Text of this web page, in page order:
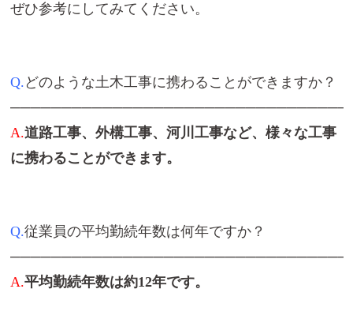
ぜひ参考にしてみてください。
Q. どのような土木工事に携わることができますか？
A.道路工事、外構工事、河川工事など、様々な工事
に携わることができます。
Q.従業員の平均勤続年数は何年ですか？
A.平均勤続年数は約12年です。